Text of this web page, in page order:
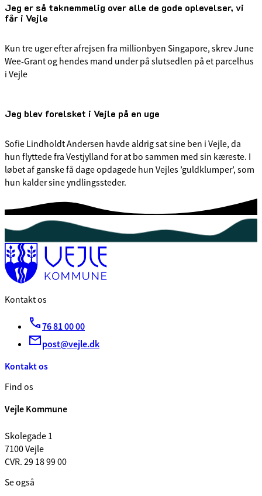
Jeg er så taknemmelig over alle de gode oplevelser, vi
får i Vejle
Kun tre uger efter afrejsen fra millionbyen Singapore, skrev June
Wee-Grant og hendes mand under på slutsedlen på et parcelhus
i Vejle
Jeg blev forelsket i Vejle på en uge
Sofie Lindholdt Andersen havde aldrig sat sine ben i Vejle, da
hun flyttede fra Vestjylland for at bo sammen med sin kæreste. I
løbet af ganske få dage opdagede hun Vejles ’guldklumper’, som
hun kalder sine yndlingssteder.
Kontakt os
76 81 00 00
post@vejle.dk
Kontakt os
Find os
Vejle Kommune
Skolegade 1
7100 Vejle
CVR. 29 18 99 00
Se også